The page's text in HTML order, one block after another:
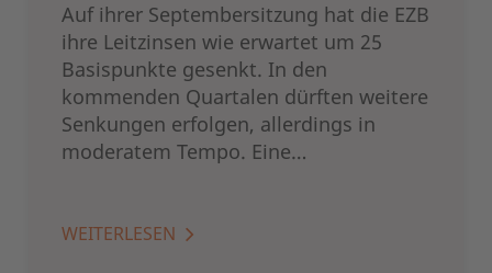
Auf ihrer Septembersitzung hat die EZB
ihre Leitzinsen wie erwartet um 25
Basispunkte gesenkt. In den
kommenden Quartalen dürften weitere
Senkungen erfolgen, allerdings in
moderatem Tempo. Eine…
WEITERLESEN